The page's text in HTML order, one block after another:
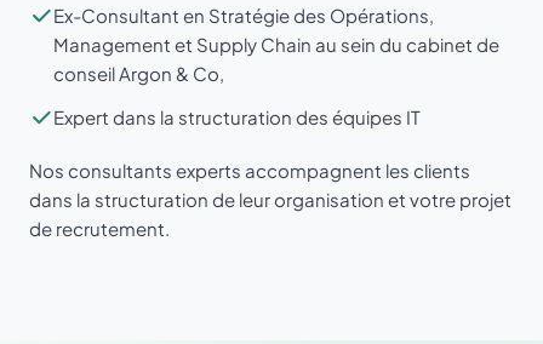
Ex-Consultant en Stratégie des Opérations,
Management et Supply Chain au sein du cabinet de
conseil Argon & Co,
Expert dans la structuration des équipes IT
Nos consultants experts accompagnent les clients
dans la structuration de leur organisation et votre projet
de recrutement.